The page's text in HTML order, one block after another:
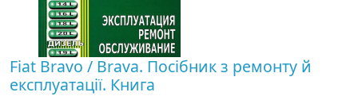
Fiat Bravo / Bravа. Посібник з ремонту й
експлуатації. Книга